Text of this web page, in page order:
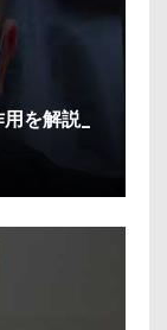
を解説_